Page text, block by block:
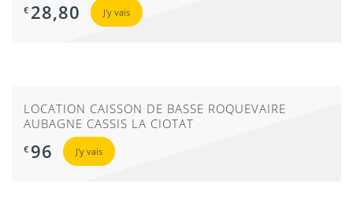
€ 28,80 J'y vais
LOCATION CAISSON DE BASSE ROQUEVAIRE
AUBAGNE CASSIS LA CIOTAT
€ 96 J'y vais